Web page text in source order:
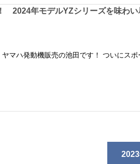
2024年モデルYZシリーズを味わい
マハ発動機販売の池田です！ ついにスポ